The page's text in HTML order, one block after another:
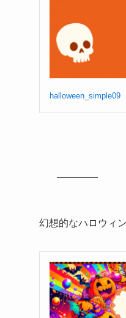
halloween_simple09
幻想的なハロウィ